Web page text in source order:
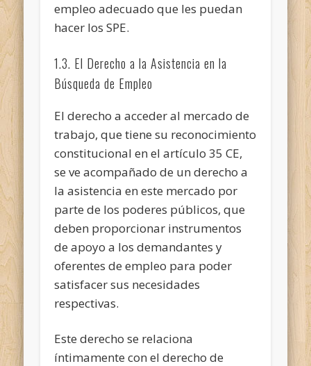
empleo adecuado que les puedan
hacer los SPE.
1.3. El Derecho a la Asistencia en la
Búsqueda de Empleo
El derecho a acceder al mercado de
trabajo, que tiene su reconocimiento
constitucional en el artículo 35 CE,
se ve acompañado de un derecho a
la asistencia en este mercado por
parte de los poderes públicos, que
deben proporcionar instrumentos
de apoyo a los demandantes y
oferentes de empleo para poder
satisfacer sus necesidades
respectivas.
Este derecho se relaciona
íntimamente con el derecho de